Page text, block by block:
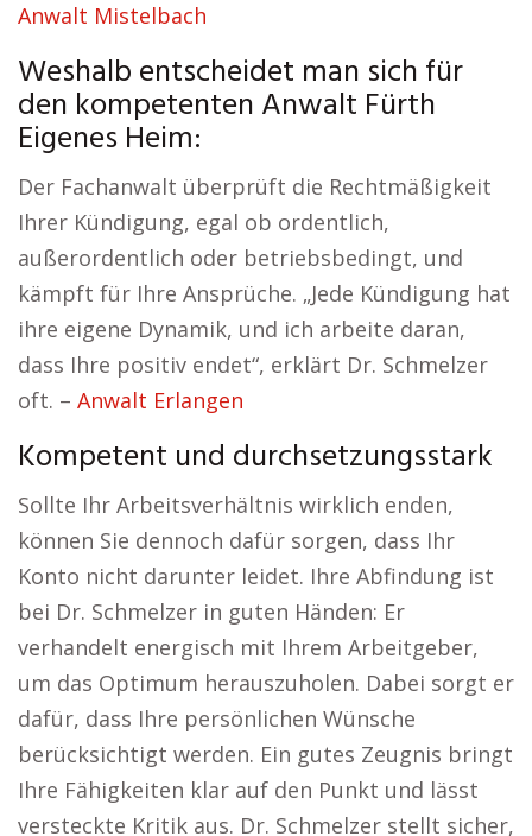
Anwalt Mistelbach
Weshalb entscheidet man sich für
den kompetenten Anwalt Fürth
Eigenes Heim:
Der Fachanwalt überprüft die Rechtmäßigkeit
Ihrer Kündigung, egal ob ordentlich,
außerordentlich oder betriebsbedingt, und
kämpft für Ihre Ansprüche. „Jede Kündigung hat
ihre eigene Dynamik, und ich arbeite daran,
dass Ihre positiv endet“, erklärt Dr. Schmelzer
oft. – Anwalt Erlangen
Kompetent und durchsetzungsstark
Sollte Ihr Arbeitsverhältnis wirklich enden,
können Sie dennoch dafür sorgen, dass Ihr
Konto nicht darunter leidet. Ihre Abfindung ist
bei Dr. Schmelzer in guten Händen: Er
verhandelt energisch mit Ihrem Arbeitgeber,
um das Optimum herauszuholen. Dabei sorgt er
dafür, dass Ihre persönlichen Wünsche
berücksichtigt werden. Ein gutes Zeugnis bringt
Ihre Fähigkeiten klar auf den Punkt und lässt
versteckte Kritik aus. Dr. Schmelzer stellt sicher,